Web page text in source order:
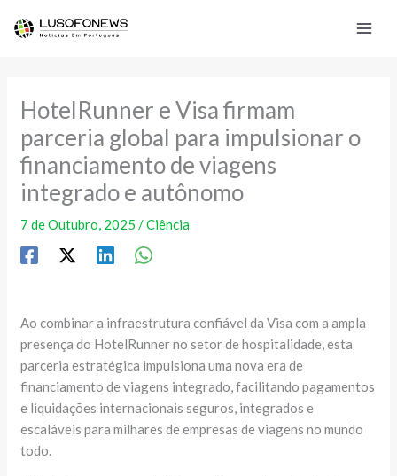
HotelRunner e Visa firmam
parceria global para impulsionar o
financiamento de viagens
integrado e autônomo
7 de Outubro, 2025/Ciência
Ao combinar a infraestrutura confiável da Visa com a ampla
presença do HotelRunner no setor de hospitalidade, esta
parceria estratégica impulsiona uma nova era de
financiamento de viagens integrado, facilitando pagamentos
e liquidações internacionais seguros, integrados e
escaláveis para milhares de empresas de viagens no mundo
todo.